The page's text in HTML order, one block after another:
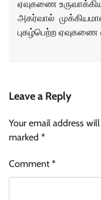
ஏவுகணை
அகர்வால்
புகழ்பெற்ற
Leave a Reply
Your email address
marked *
Comment*